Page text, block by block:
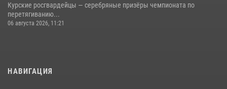
Курские росгвардейцы — серебряные призёры чемпионата по
перетягиванию...
06 августа 2026, 11:21
НАВИГАЦИЯ